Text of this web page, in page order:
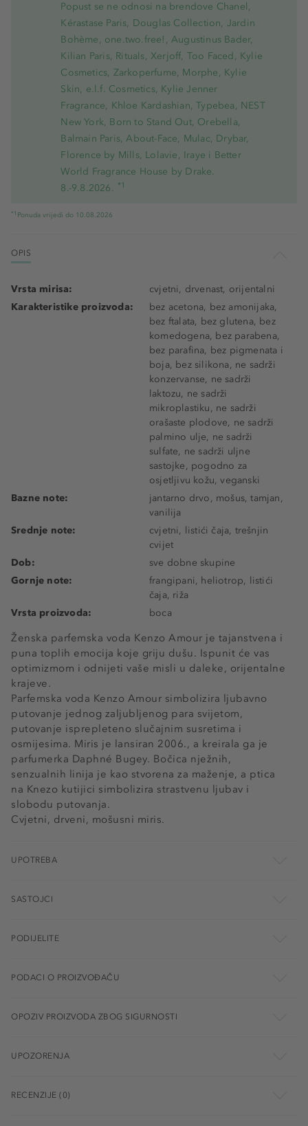
Popust se ne odnosi na brendove Chanel,
Kérastase Paris, Douglas Collection, Jardin
Bohème, one.two.free!, Augustinus Bader,
Kilian Paris, Rituals, Xerjoff, Too Faced, Kylie
Cosmetics, Zarkoperfume, Morphe, Kylie
Skin, e.l.f. Cosmetics, Kylie Jenner
Fragrance, Khloe Kardashian, Typebea, NEST
New York, Born to Stand Out, Orebella,
Balmain Paris, About-Face, Mulac, Drybar,
Florence by Mills, Lolavie, Iraye i Better
World Fragrance House by Drake.
8.-9.8.2026. *1
*1 Ponuda vrijedi do 10.08.2026
OPIS
Ženska parfemska voda Kenzo Amour je tajanstvena i
puna toplih emocija koje griju dušu. Ispunit će vas
optimizmom i odnijeti vaše misli u daleke, orijentalne
krajeve.
Parfemska voda Kenzo Amour simbolizira ljubavno
putovanje jednog zaljubljenog para svijetom,
putovanje isprepleteno slučajnim susretima i
osmijesima. Miris je lansiran 2006., a kreirala ga je
parfumerka Daphné Bugey. Bočica nježnih,
senzualnih linija je kao stvorena za maženje, a ptica
na Knezo kutijici simbolizira strastvenu ljubav i
slobodu putovanja.
Cvjetni, drveni, mošusni miris.
Vrsta mirisa:
cvjetni, drvenast, orijentalni
Karakteristike proizvoda:
bez acetona, bez amonijaka,
bez ftalata, bez glutena, bez
komedogena, bez parabena,
bez parafina, bez pigmenata i
boja, bez silikona, ne sadrži
konzervanse, ne sadrži
laktozu, ne sadrži
mikroplastiku, ne sadrži
orašaste plodove, ne sadrži
palmino ulje, ne sadrži
sulfate, ne sadrži uljne
sastojke, pogodno za
osjetljivu kožu, veganski
Bazne note:
jantarno drvo, mošus, tamjan,
vanilija
Srednje note:
cvjetni, listići čaja, trešnjin
cvijet
Dob:
sve dobne skupine
Gornje note:
frangipani, heliotrop, listići
čaja, riža
Vrsta proizvoda:
boca
UPOTREBA
SASTOJCI
PODIJELITE
PODACI O PROIZVOĐAČU
OPOZIV PROIZVODA ZBOG SIGURNOSTI
UPOZORENJA
RECENZIJE (0)